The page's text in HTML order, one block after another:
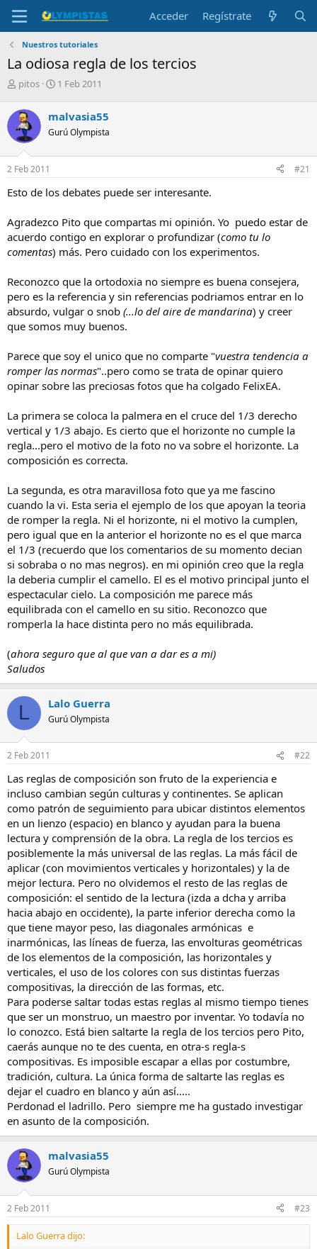
Acceder Regístrate
Nuestros tutoriales
La odiosa regla de los tercios
I
i
c
i
a
d
o
d
l
t
e
pitos
F
h
a
e
i
i
o
1 Feb 2011
malvasia55
Gurú Olympista
2 Feb 2011 #21
Esto de los debates puede ser interesante.
Agradezco Pito que compartas mi opinión. Yo puedo estar de
acuerdo contigo en explorar o profundizar (como tu lo
comentas) más. Pero cuidado con los experimentos.
Reconozco que la ortodoxia no siempre es buena consejera,
pero es la referencia y sin referencias podriamos entrar en lo
absurdo, vulgar o snob (...lo del aire de mandarina) y creer
que somos muy buenos.
Parece que soy el unico que no comparte "vuestra tendencia a
romper las normas"..pero como se trata de opinar quiero
opinar sobre las preciosas fotos que ha colgado FelixEA.
La primera se coloca la palmera en el cruce del 1/3 derecho
vertical y 1/3 abajo. Es cierto que el horizonte no cumple la
regla...pero el motivo de la foto no va sobre el horizonte. La
composición es correcta.
La segunda, es otra maravillosa foto que ya me fascino
cuando la vi. Esta seria el ejemplo de los que apoyan la teoria
de romper la regla. Ni el horizonte, ni el motivo la cumplen,
pero igual que en la anterior el horizonte no es el que marca
el 1/3 (recuerdo que los comentarios de su momento decian
si sobraba o no mas negros). en mi opinión creo que la regla
la deberia cumplir el camello. El es el motivo principal junto el
espectacular cielo. La composición me parece más
equilibrada con el camello en su sitio. Reconozco que
romperla la hace distinta pero no más equilibrada.
(ahora seguro que al que van a dar es a mi)
Saludos
L Lalo Guerra
Gurú Olympista
2 Feb 2011 #22
Las reglas de composición son fruto de la experiencia e
incluso cambian según culturas y continentes. Se aplican
como patrón de seguimiento para ubicar distintos elementos
en un lienzo (espacio) en blanco y ayudan para la buena
lectura y comprensión de la obra. La regla de los tercios es
posiblemente la más universal de las reglas. La más fácil de
aplicar (con movimientos verticales y horizontales) y la de
mejor lectura. Pero no olvidemos el resto de las reglas de
composición: el sentido de la lectura (izda a dcha y arriba
hacia abajo en occidente), la parte inferior derecha como la
que tiene mayor peso, las diagonales armónicas e
inarmónicas, las líneas de fuerza, las envolturas geométricas
de los elementos de la composición, las horizontales y
verticales, el uso de los colores con sus distintas fuerzas
compositivas, la dirección de las formas, etc.
Para poderse saltar todas estas reglas al mismo tiempo tienes
que ser un monstruo, un maestro por inventar. Yo todavía no
lo conozco. Está bien saltarte la regla de los tercios pero Pito,
caerás aunque no te des cuenta, en otra-s regla-s
compositivas. Es imposible escapar a ellas por costumbre,
tradición, cultura. La única forma de saltarte las reglas es
dejar el cuadro en blanco y aún así.....
Perdonad el ladrillo. Pero siempre me ha gustado investigar
en asunto de la composición.
malvasia55
Gurú Olympista
2 Feb 2011 #23
Lalo Guerra dijo: